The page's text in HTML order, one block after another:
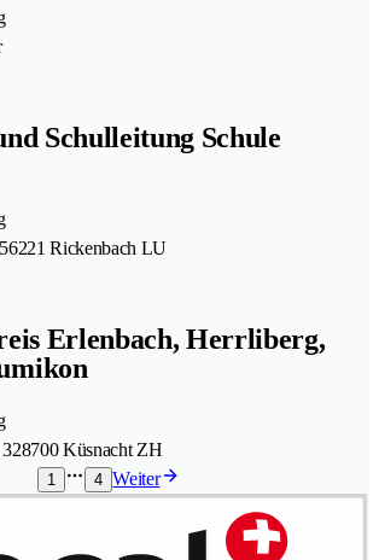
Schulleitung Schule
6221 Rickenbach LU
Erlenbach, Herrliberg,
8700 Küsnacht ZH
1 4 Weiter